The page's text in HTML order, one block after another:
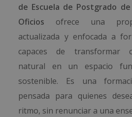
de Escuela de Postgrado
Oficios ofrece una
actualizada y enfocada a
capaces de transformar
natural en un espacio
sostenible. Es una
pensada para quienes
ritmo, sin renunciar a una